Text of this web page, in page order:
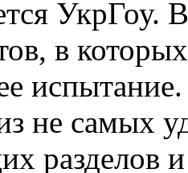
УкрГоу.
в
не самых
разделов